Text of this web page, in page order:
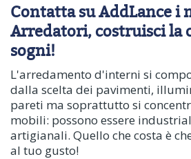
Contatta su AddLance i
Arredatori, costruisci la
sogni!
L'arredamento d'interni si
dalla scelta dei pavimenti,
pareti ma soprattutto si
mobili: possono essere
artigianali. Quello che costa è
al tuo gusto!